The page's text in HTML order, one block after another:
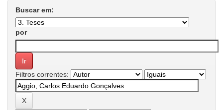
Buscar em:
por
Filtros correntes: